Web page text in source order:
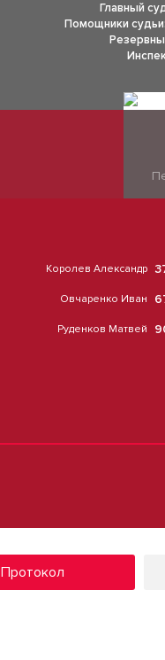
Главный
Помощники судьи:
Королев Александр
Овчаренко Иван
Руденков Матвей
Протокол